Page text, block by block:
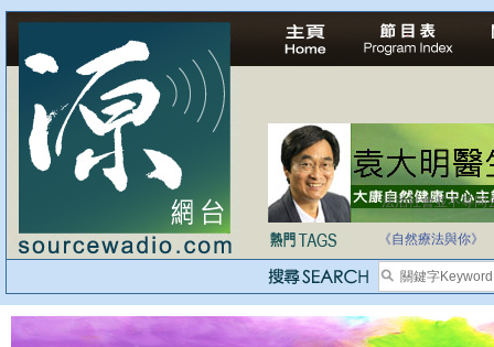
法治社會並不等同
自家教育合法化-
《自然療法與你》